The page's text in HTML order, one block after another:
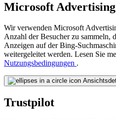
Microsoft Advertising
Wir verwenden Microsoft
Anzahl der Besucher zu sammeln,
Anzeigen auf der Bing-
weitergeleitet werden. Lesen Sie
Nutzungsbedingungen .
Trustpilot